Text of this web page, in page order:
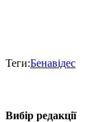
Теги:Бенавідес
Вибір редакції